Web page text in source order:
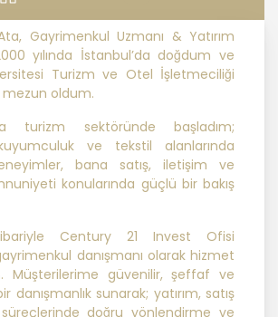
Dürüstlük Kuralına Uygun
İşleme Faaliyetlerinde
FRANCHİSİNG
SATIŞ VE PAZARLAMA
verilerin işlenmesi
hukuka ve
Bu kapsamda,
gereklilikleri dikkate
kişisel verileri işleme
kullanmayacaktır.
Gayrimenkul Uzmanı & Yatırım
yılında İstanbul’da doğdum ve
Turizm ve Otel İşletmeciliği
mezun oldum.
turizm sektöründe başladım;
ve tekstil alanlarında
bana satış, iletişim ve
konularında güçlü bir bakış
Century 21 Invest Ofisi
danışmanı olarak hizmet
Müşterilerime güvenilir, şeffaf ve
danışmanlık sunarak; yatırım, satış
doğru yönlendirme ve